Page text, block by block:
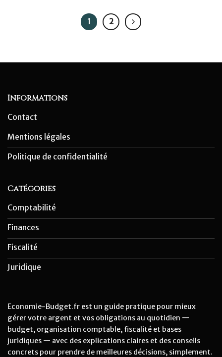
1 2
Informations
Contact
Mentions légales
Politique de confidentialité
Catégories
Comptabilité
Finances
Fiscalité
Juridique
Economie-Budget.fr est un guide pratique pour mieux
gérer votre argent et vos obligations au quotidien —
budget, organisation comptable, fiscalité et bases
juridiques — avec des explications claires et des conseils
concrets pour prendre de meilleures décisions, simplement.